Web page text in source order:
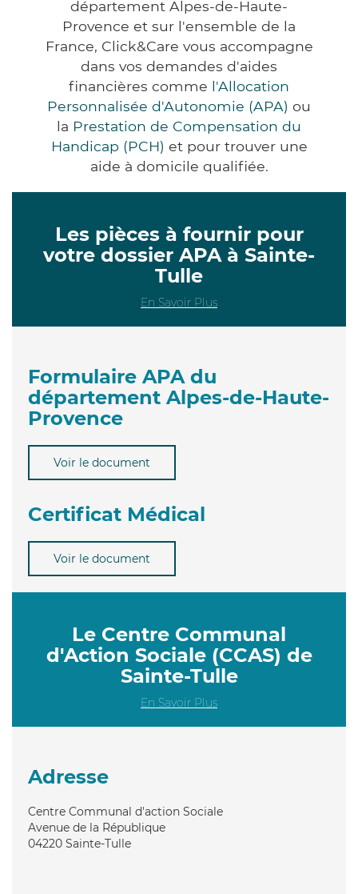
département Alpes-de-Haute-
Provence et sur l'ensemble de la
France, Click&Care vous accompagne
dans vos demandes d'aides
financières comme l'Allocation
Personnalisée d'Autonomie (APA) ou
la Prestation de Compensation du
Handicap (PCH) et pour trouver une
aide à domicile qualifiée.
Les pièces à fournir pour
votre dossier APA à Sainte-
Tulle
En Savoir Plus
Formulaire APA du
département Alpes-de-Haute-
Provence
Voir le document
Certificat Médical
Voir le document
Le Centre Communal
d'Action Sociale (CCAS) de
Sainte-Tulle
En Savoir Plus
Adresse
Centre Communal d'action Sociale
Avenue de la République
04220 Sainte-Tulle